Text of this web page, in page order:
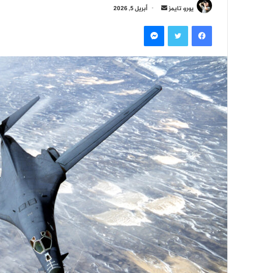
يورو تايمز
أرسل
إلكترونيا
أبريل 5, 2026
فيسبوكتويتر ماسنجر